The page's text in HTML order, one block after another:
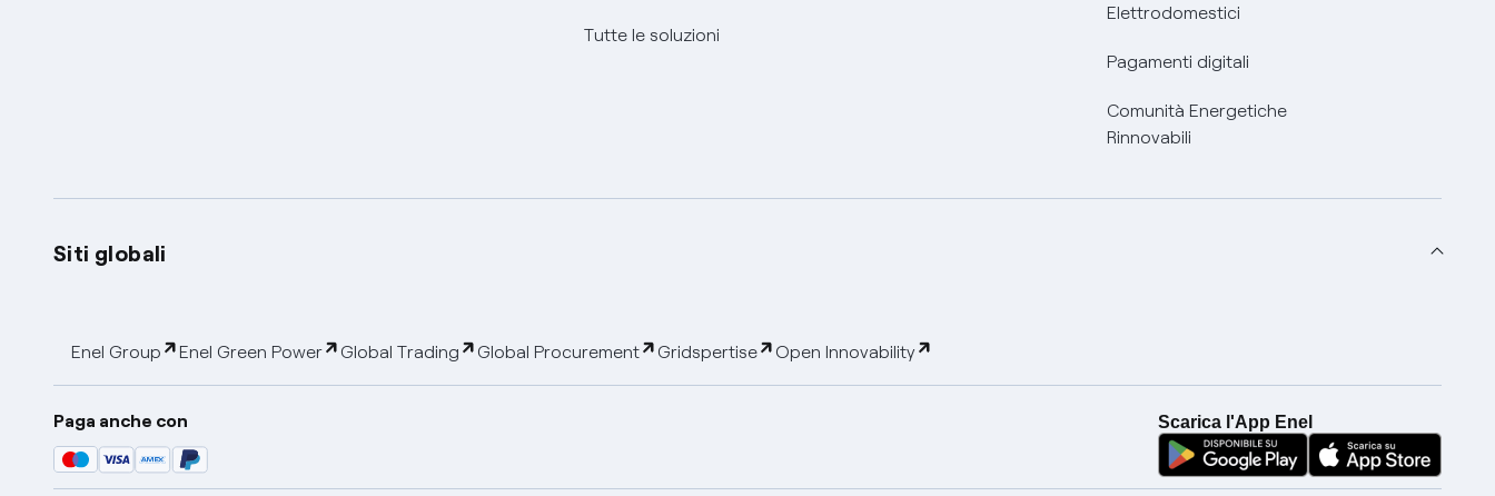
Tutte le soluzioni
Elettrodomestici
Pagamenti digitali
Comunità Energetiche
Rinnovabili
Siti globali
Enel Group Enel Green Power Global Trading Global Procurement Gridspertise Open Innovability
Paga anche con Scarica l'App Enel